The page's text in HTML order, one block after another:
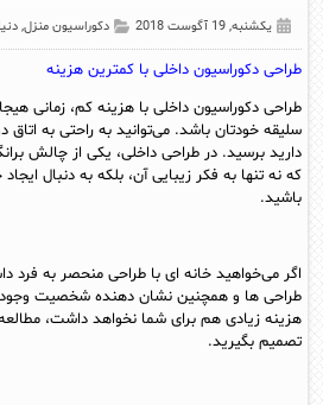
یکشنبه, 19 آگوست 2018 دکوراسیون منزل,
طراحی دکوراسیون داخلی با کمترین هزینه
طراحی دکوراسیون داخلی با هزینه کم، زمانی
سلیقه خودتان باشد. می‌توانید به راحتی به
دارید برسید. در طراحی داخلی، یکی از چالش
که نه تنها به فکر زیبایی آن، بلکه به دنبال
باشید.
اگر می‌خواهید خانه ای با طراحی منحصر به فرد
هزینه زیادی هم برای شما نخواهد داشت، مطالعه
تصمیم بگیرید.